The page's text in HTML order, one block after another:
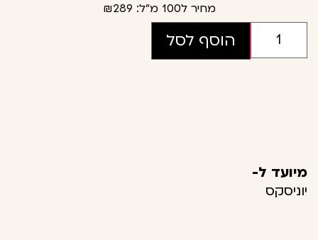
מחיר ל100 מ"ל: ₪289
הוסף לסל
מיועד ל-
יוניסקס